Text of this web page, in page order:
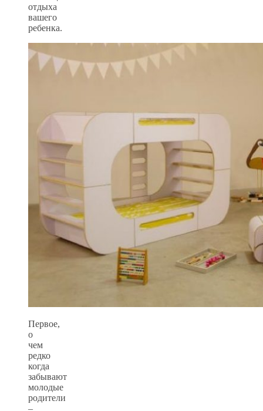
отдыха
вашего
ребенка.
Первое,
о
чем
редко
когда
забывают
молодые
родители
–